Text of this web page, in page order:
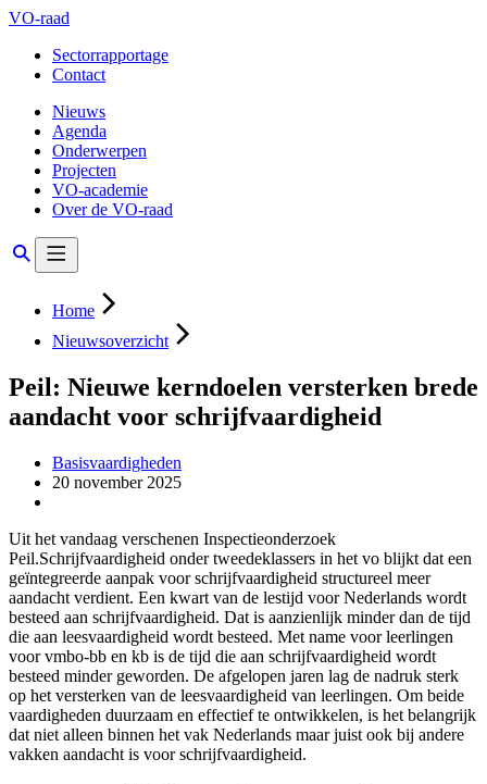
VO-raad
Sectorrapportage
Contact
Nieuws
Agenda
Onderwerpen
Projecten
VO-academie
Over de VO-raad
Home
Nieuwsoverzicht
Peil: Nieuwe kerndoelen versterken brede
aandacht voor schrijfvaardigheid
Basisvaardigheden
20 november 2025
Uit het vandaag verschenen Inspectieonderzoek
Peil.Schrijfvaardigheid onder tweedeklassers in het vo blijkt dat een
geïntegreerde aanpak voor schrijfvaardigheid structureel meer
aandacht verdient. Een kwart van de lestijd voor Nederlands wordt
besteed aan schrijfvaardigheid. Dat is aanzienlijk minder dan de tijd
die aan leesvaardigheid wordt besteed. Met name voor leerlingen
voor vmbo-bb en kb is de tijd die aan schrijfvaardigheid wordt
besteed minder geworden. De afgelopen jaren lag de nadruk sterk
op het versterken van de leesvaardigheid van leerlingen. Om beide
vaardigheden duurzaam en effectief te ontwikkelen, is het belangrijk
dat niet alleen binnen het vak Nederlands maar juist ook bij andere
vakken aandacht is voor schrijfvaardigheid.